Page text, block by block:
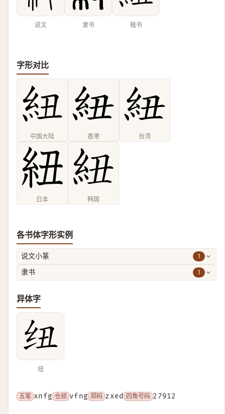
说文 隶书 楷书
字形对比
中国大陆 香港 台湾
日本 韩国
各书体字形实例
说文小篆 1
隶书 1
异体字
纽
五笔 xnfg 仓颉 vfng 郑码 zxed 四角号码 27912